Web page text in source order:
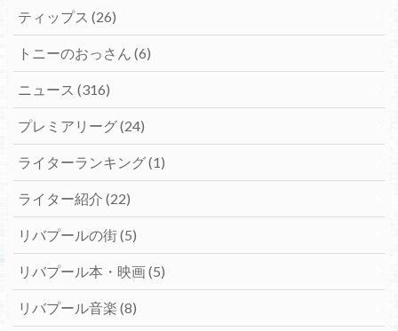
ティップス (26)
トニーのおっさん (6)
ニュース (316)
プレミアリーグ(24)
ライターランキング(1)
ライター紹介 (22)
リバプールの街(5)
リバプール本・映画(5)
リバプール音楽 (8)